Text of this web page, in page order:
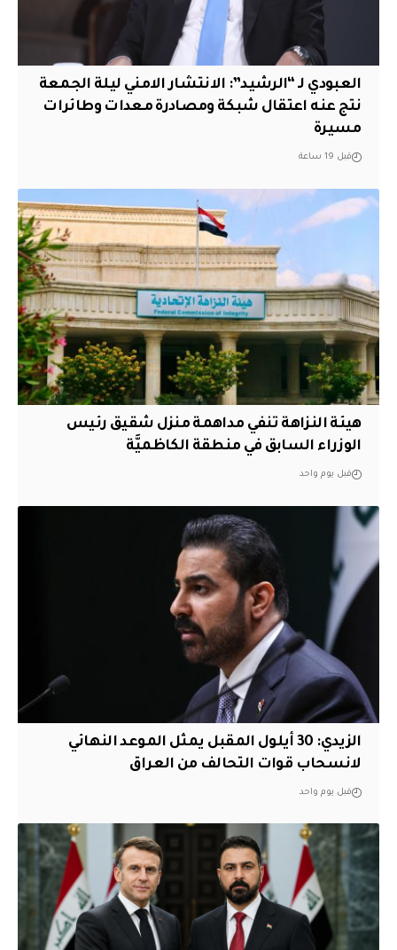
العبودي لـ “الرشيد”: الانتشار الامني ليلة الجمعة
نتج عنه اعتقال شبكة ومصادرة معدات وطائرات
مسيرة
قبل 19 ساعة
هيئة النزاهة تنفي مداهمة منزل شقيق رئيس
الوزراء السابق في منطقة الكاظميَّة
قبل يوم واحد
الزيدي: 30 أيلول المقبل يمثل الموعد النهائي
لانسحاب قوات التحالف من العراق
قبل يوم واحد